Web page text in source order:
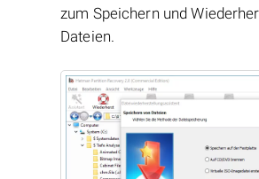
zum Speichern und
Dateien.